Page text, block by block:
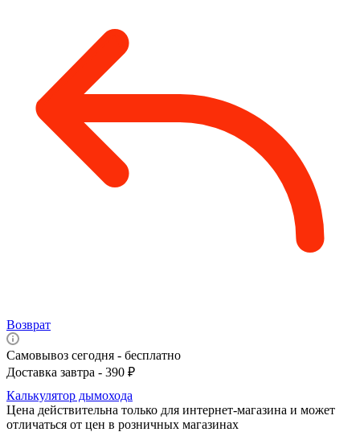
Возврат
Самовывоз сегодня - бесплатно
Доставка завтра - 390 ₽
Калькулятор дымохода
Цена действительна только для интернет-магазина и может
отличаться от цен в розничных магазинах